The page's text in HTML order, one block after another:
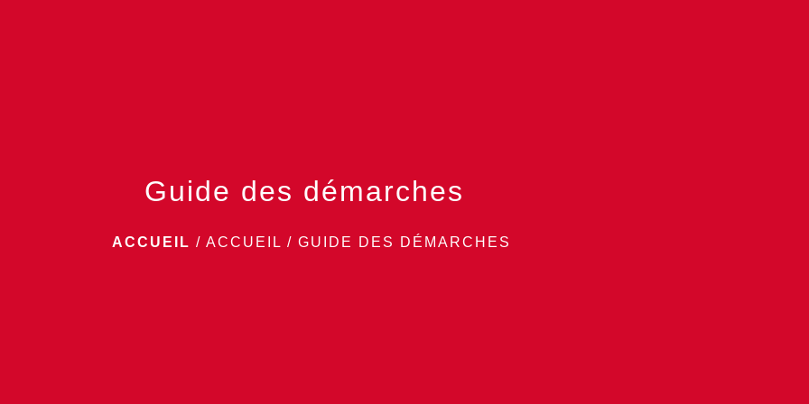
Guide des démarches
ACCUEIL / ACCUEIL / GUIDE DES DÉMARCHES